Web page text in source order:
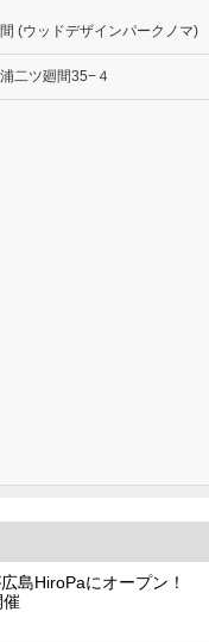
(ウッドデザインパークノマ)
二ツ廻間35−４
島HiroPaにオープン！
催